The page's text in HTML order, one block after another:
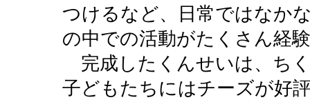
つけるなど、日常ではなか
の中での活動がたくさん経
完成したくんせいは、ち
子どもたちにはチーズが好